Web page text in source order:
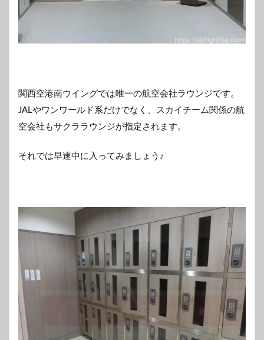
関西空港南ウイングでは唯一の航空会社ラウンジです。
JALやワンワールド系だけでなく、スカイチーム関係の航
空会社もサクララウンジが指定されます。
それでは早速中に入ってみましょう♪